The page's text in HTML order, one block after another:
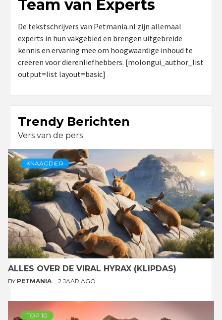
Team van Experts
De tekstschrijvers van Petmania.nl zijn allemaal
experts in hun vakgebied en brengen uitgebreide
kennis en ervaring mee om hoogwaardige inhoud te
creëren voor dierenliefhebbers. [molongui_author_list
output=list layout=basic]
Trendy Berichten
Vers van de pers
KNAAGDIER
ALLES OVER DE VIRAL HYRAX (KLIPDAS)
BY PETMANIA 2 JAAR AGO
TOP 10